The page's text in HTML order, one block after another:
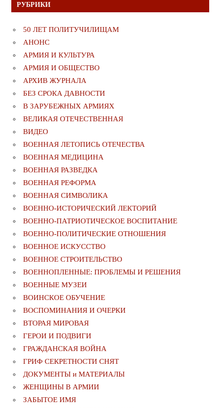
РУБРИКИ
50 ЛЕТ ПОЛИТУЧИЛИЩАМ
АНОНС
АРМИЯ И КУЛЬТУРА
АРМИЯ И ОБЩЕСТВО
АРХИВ ЖУРНАЛА
БЕЗ СРОКА ДАВНОСТИ
В ЗАРУБЕЖНЫХ АРМИЯХ
ВЕЛИКАЯ ОТЕЧЕСТВЕННАЯ
ВИДЕО
ВОЕННАЯ ЛЕТОПИСЬ ОТЕЧЕСТВА
ВОЕННАЯ МЕДИЦИНА
ВОЕННАЯ РАЗВЕДКА
ВОЕННАЯ РЕФОРМА
ВОЕННАЯ СИМВОЛИКА
ВОЕННО-ИСТОРИЧЕСКИЙ ЛЕКТОРИЙ
ВОЕННО-ПАТРИОТИЧЕСКОЕ ВОСПИТАНИЕ
ВОЕННО-ПОЛИТИЧЕСКИE ОТНОШЕНИЯ
ВОЕННОЕ ИСКУССТВО
ВОЕННОЕ СТРОИТЕЛЬСТВО
ВОЕННОПЛЕННЫЕ: ПРОБЛЕМЫ И РЕШЕНИЯ
ВОЕННЫЕ МУЗЕИ
ВОИНСКОЕ ОБУЧЕНИЕ
ВОСПОМИНАНИЯ И ОЧЕРКИ
ВТОРАЯ МИРОВАЯ
ГЕРОИ И ПОДВИГИ
ГРАЖДАНСКАЯ ВОЙНА
ГРИФ СЕКРЕТНОСТИ СНЯТ
ДОКУМЕНТЫ и МАТЕРИАЛЫ
ЖЕНЩИНЫ В АРМИИ
ЗАБЫТОЕ ИМЯ